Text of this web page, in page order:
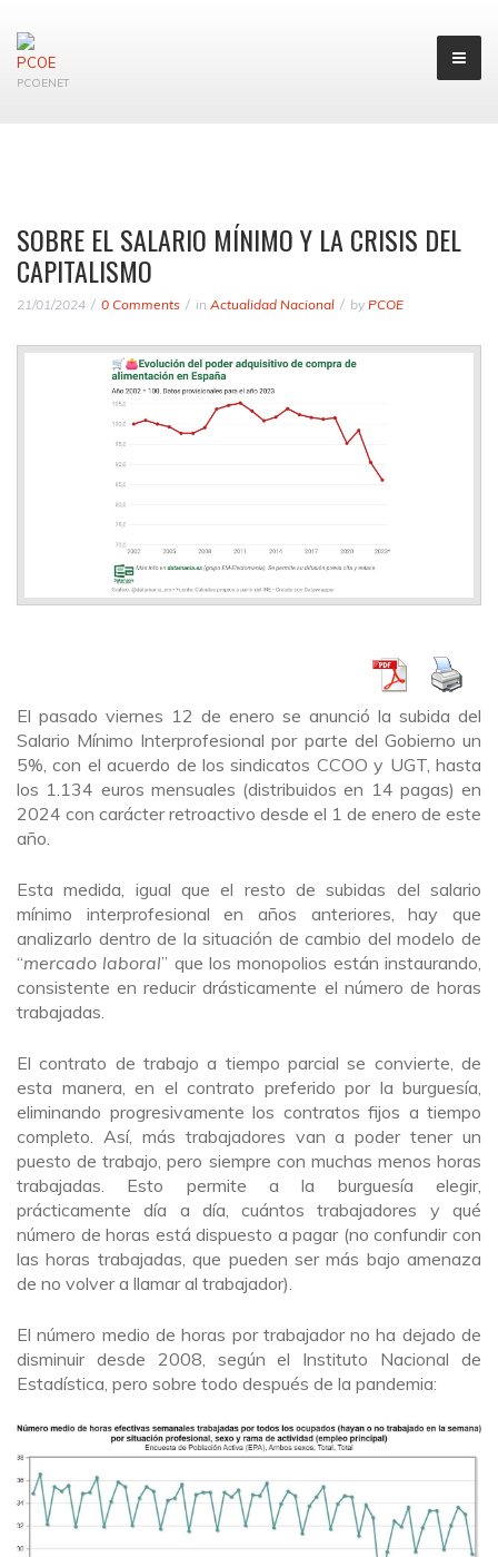
PCOENET
SOBRE EL SALARIO MÍNIMO Y LA CRISIS DEL
CAPITALISMO
21/01/2024 0 Comments in Actualidad Nacional by PCOE
El pasado viernes 12 de enero se anunció la subida del
Salario Mínimo Interprofesional por parte del Gobierno un
5%, con el acuerdo de los sindicatos CCOO y UGT, hasta
los 1.134 euros mensuales (distribuidos en 14 pagas) en
2024 con carácter retroactivo desde el 1 de enero de este
año.
Esta medida, igual que el resto de subidas del salario
mínimo interprofesional en años anteriores, hay que
analizarlo dentro de la situación de cambio del modelo de
“mercado laboral” que los monopolios están instaurando,
consistente en reducir drásticamente el número de horas
trabajadas.
El contrato de trabajo a tiempo parcial se convierte, de
esta manera, en el contrato preferido por la burguesía,
eliminando progresivamente los contratos fijos a tiempo
completo. Así, más trabajadores van a poder tener un
puesto de trabajo, pero siempre con muchas menos horas
trabajadas. Esto permite a la burguesía elegir,
prácticamente día a día, cuántos trabajadores y qué
número de horas está dispuesto a pagar (no confundir con
las horas trabajadas, que pueden ser más bajo amenaza
de no volver a llamar al trabajador).
El número medio de horas por trabajador no ha dejado de
disminuir desde 2008, según el Instituto Nacional de
Estadística, pero sobre todo después de la pandemia: